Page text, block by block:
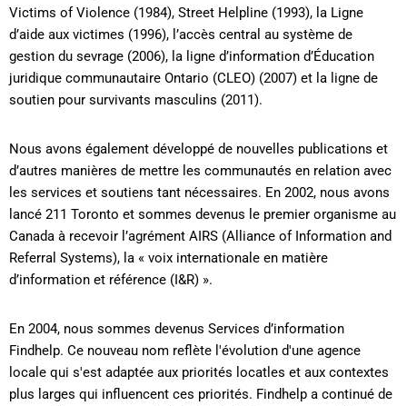
Victims of Violence (1984), Street Helpline (1993), la Ligne
d’aide aux victimes (1996), l’accès central au système de
gestion du sevrage (2006), la ligne d’information d’Éducation
juridique communautaire Ontario (CLEO) (2007) et la ligne de
soutien pour survivants masculins (2011).
Nous avons également développé de nouvelles publications et
d’autres manières de mettre les communautés en relation avec
les services et soutiens tant nécessaires. En 2002, nous avons
lancé 211 Toronto et sommes devenus le premier organisme au
Canada à recevoir l’agrément AIRS (Alliance of Information and
Referral Systems), la « voix internationale en matière
d’information et référence (I&R) ».
En 2004, nous sommes devenus Services d’information
Findhelp. Ce nouveau nom reflète l'évolution d'une agence
locale qui s'est adaptée aux priorités locatles et aux contextes
plus larges qui influencent ces priorités. Findhelp a continué de